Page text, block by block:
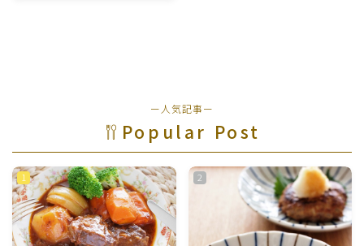
ゃ・ゴーヤ)
野菜料理(キャベツ・白菜・ほうれん草・レタス・小松
菜・にら)
ー人気記事ー
Popular Post